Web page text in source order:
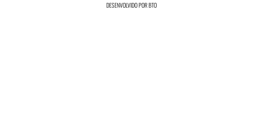
DESENVOLVIDO PORBTO